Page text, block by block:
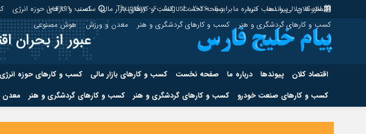
افزونه جلالی را نصب کنید. برابر با : Thursday - 6 - August - 2026 ساعت :10:49:19 اقتصاد کلان پیوندها درباره ما صفحه نخست کسب و کارهای بازار مالی کسب و کارهای حوزه انرژی
کسب و کارهای گردشگری و هنر
کسب و کارهای گردشگری و هنر معدن و ورزش هوش مصنوعی
عبور از بحران
اقتصاد کلان پیوندها درباره ما صفحه نخست کسب و کارهای بازار مالی کسب و کارهای حوزه انرژی
کسب و کارهای صنعت خودرو
کسب و کارهای گردشگری و هنر کسب و کارهای گردشگری و هنر معدن
اقتصاد کلان پیوندها